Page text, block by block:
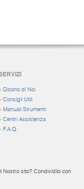
Dicono di Noi
Consigli Utili
Manuali Strumenti
Centri Assistenza
F.A.Q.
Nostro sito? Condividilo con